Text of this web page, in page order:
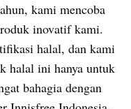
kami mencoba
inovatif kami.
halal, dan kami
halal ini hanya untuk
bahagia dengan